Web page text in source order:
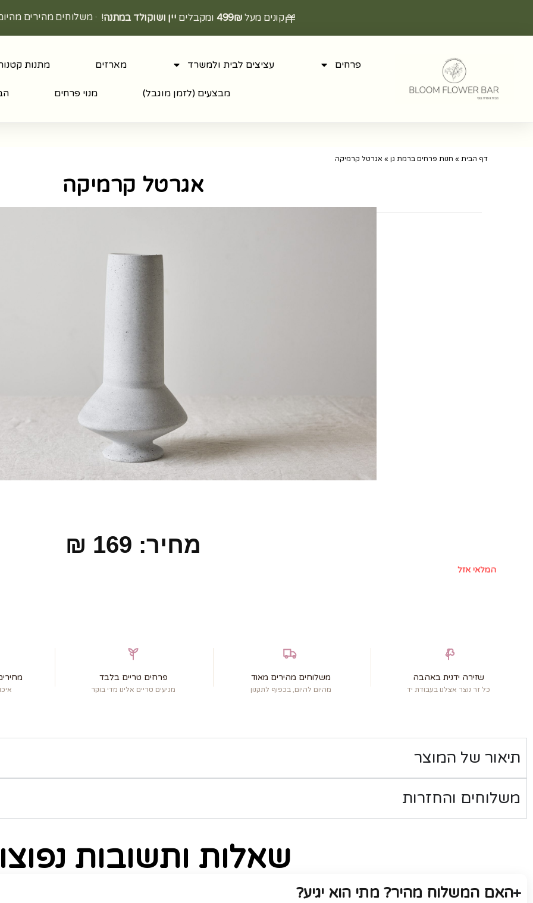
קונים מעל499₪ ומקבלים יין ושוקולד במתנה! · משלוחים מהירים
פרחים עציצים לבית ולמשרד מארזים מתנות
מבצעים (לזמן מוגבל) מנוי פרחים
דף הבית » חנות פרחים ברמת גן » אגרטל קרמיקה
אגרטל קרמיקה
מחיר: 169 ₪
המלאי אזל
שזירה ידנית באהבה
כל זר נוצר אצלנו בעבודת יד
משלוחים מהירים מאוד
מהיום להיום, בכפוף לתקנון
פרחים טריים בלבד
מגיעים טריים אלינו מדי בוקר
תיאור של המוצר
משלוחים והחזרות
שאלות ותשובות
האם המשלוח מהיר? מתי הוא יגיע?